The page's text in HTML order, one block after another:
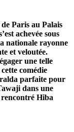
Paris au Palais
achevée sous
nationale rayonne
et veloutée.
une telle
comédie
parfaite pour
dans une
Hiba